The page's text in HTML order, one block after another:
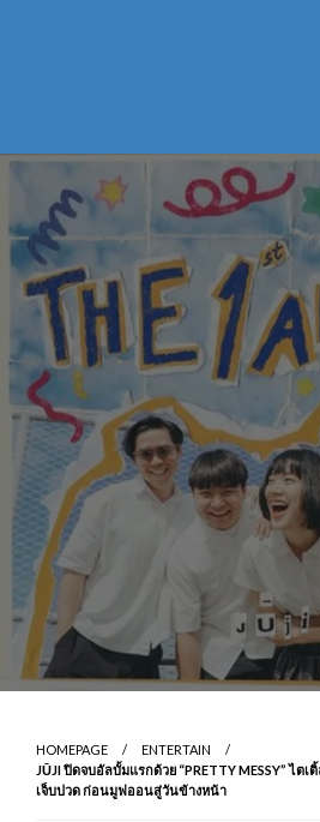
HOMEPAGE
ENTERTAIN
JŪJI ปิดจบอัลบั้มแรกด้วย “PRETTY MESSY” ไ
เจ็บปวด ก่อนมูฟออนสู่วันข้างหน้า